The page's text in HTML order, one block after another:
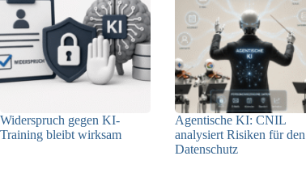
Widerspruch gegen KI-
Training bleibt wirksam
Agentische KI: CNIL
analysiert Risiken für den
Datenschutz